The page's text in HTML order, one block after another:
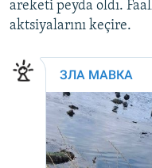
areketi peyda oldı.
aktsiyalarını keçire.